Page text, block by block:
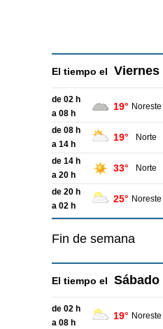
El tiempo el Viernes
de 02 h
a 08 h
19° Noreste
de 08 h
a 14 h
19° Norte
de 14 h
a 20 h
33° Norte
de 20 h
a 02 h
25° Noreste
Fin de semana
El tiempo el Sábado
de 02 h
a 08 h
19° Noreste